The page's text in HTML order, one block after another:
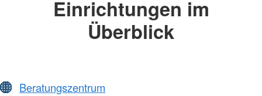
Einrichtungen im
Überblick
Beratungszentrum